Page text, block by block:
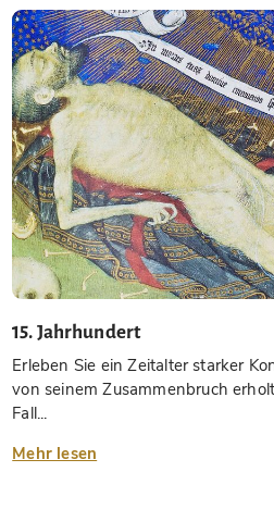
15. Jahrhundert
Erleben Sie ein Zeitalter starker
von seinem Zusammenbruch
Fall...
Mehr lesen